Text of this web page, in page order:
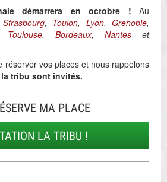
démarrera en octobre ! Au
Strasbourg, Toulon, Lyon, Grenoble,
Toulouse, Bordeaux, Nantes et
réserver vos places et nous rappelons
la tribu sont invités.
MA PLACE
LA TRIBU !